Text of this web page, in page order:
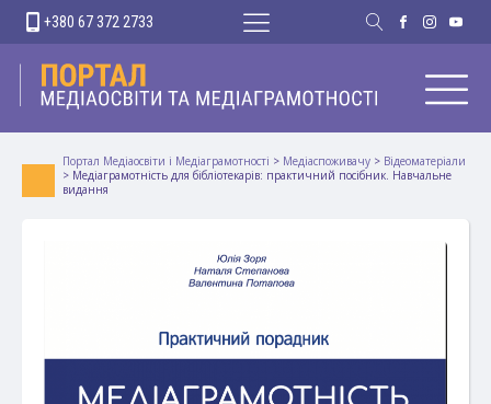
+380 67 372 2733
Портал Медіаосвіти і Медіаграмотності > Медіаспоживачу > Відеоматеріали
> Медіаграмотність для бібліотекарів: практичний посібник. Навчальне
видання